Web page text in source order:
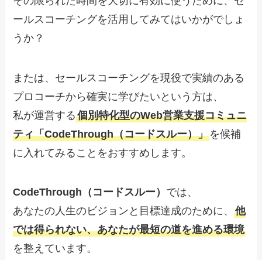
ールスコーチングを活用してみてはいかがでしょ
うか？
または、セールスコーチングを現役で実績のある
プロコーチから確実に学びたいという方は、
私が運営する個別特化型のWeb営業支援コミュニ
ティ「CodeThrough（コードスルー）」を候補
に入れてみることをおすすめします。
CodeThrough（コードスルー） では、
あなたの人生のビジョンと目標達成のために、他
では得られない、あなたが最短の道を進める環境
を整えています。